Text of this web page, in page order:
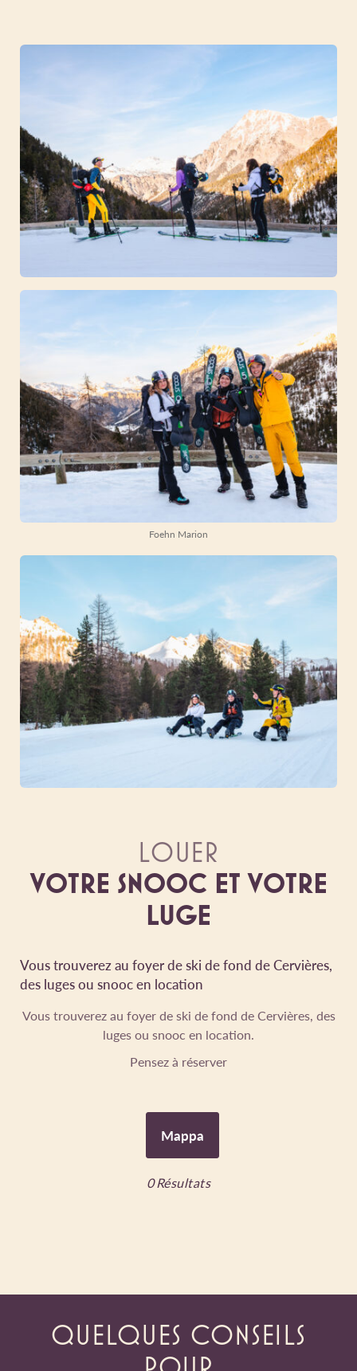
Foehn Marion
LOUER
VOTRE SNOOC ET VOTRE
LUGE
Vous trouverez au foyer de ski de fond de Cervières,
des luges ou snooc en location
Vous trouverez au foyer de ski de fond de Cervières, des
luges ou snooc en location.
Pensez à réserver
0Résultats
Mappa
QUELQUES CONSEILS